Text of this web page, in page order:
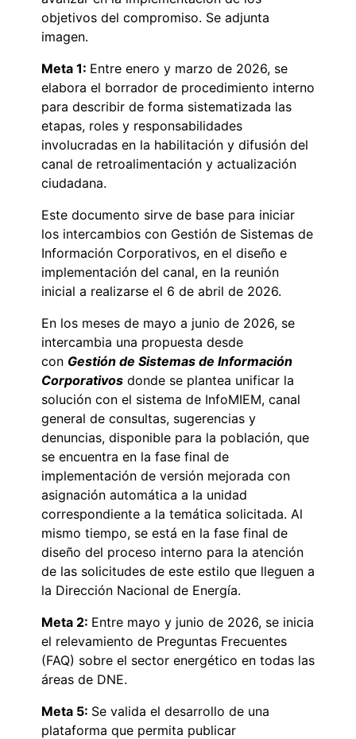
objetivos del compromiso. Se adjunta
imagen.
Meta 1: Entre enero y marzo de 2026, se
elabora el borrador de procedimiento interno
para describir de forma sistematizada las
etapas, roles y responsabilidades
involucradas en la habilitación y difusión del
canal de retroalimentación y actualización
ciudadana.
Este documento sirve de base para iniciar
los intercambios con Gestión de Sistemas de
Información Corporativos, en el diseño e
implementación del canal, en la reunión
inicial a realizarse el 6 de abril de 2026.
En los meses de mayo a junio de 2026, se
intercambia una propuesta desde
con Gestión de Sistemas de Información
Corporativos donde se plantea unificar la
solución con el sistema de InfoMIEM, canal
general de consultas, sugerencias y
denuncias, disponible para la población, que
se encuentra en la fase final de
implementación de versión mejorada con
asignación automática a la unidad
correspondiente a la temática solicitada. Al
mismo tiempo, se está en la fase final de
diseño del proceso interno para la atención
de las solicitudes de este estilo que lleguen a
la Dirección Nacional de Energía.
Meta 2: Entre mayo y junio de 2026, se inicia
el relevamiento de Preguntas Frecuentes
(FAQ) sobre el sector energético en todas las
áreas de DNE.
Meta 5: Se valida el desarrollo de una
plataforma que permita publicar